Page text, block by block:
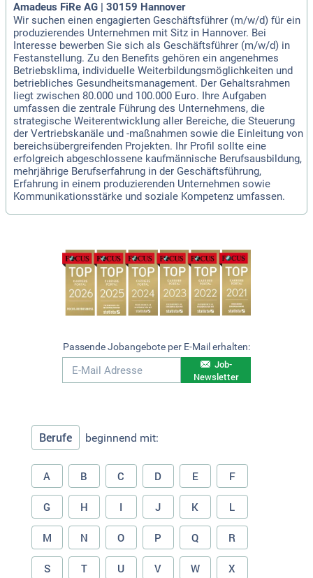
Amadeus FiRe AG | 30159 Hannover
Wir suchen einen engagierten Geschäftsführer (m/w/d) für ein
produzierendes Unternehmen mit Sitz in Hannover. Bei
Interesse bewerben Sie sich als Geschäftsführer (m/w/d) in
Festanstellung. Zu den Benefits gehören ein angenehmes
Betriebsklima, individuelle Weiterbildungsmöglichkeiten und
betriebliches Gesundheitsmanagement. Der Gehaltsrahmen
liegt zwischen 80.000 und 100.000 Euro. Ihre Aufgaben
umfassen die zentrale Führung des Unternehmens, die
strategische Weiterentwicklung aller Bereiche, die Steuerung
der Vertriebskanäle und -maßnahmen sowie die Einleitung von
bereichsübergreifenden Projekten. Ihr Profil sollte eine
erfolgreich abgeschlossene kaufmännische Berufsausbildung,
mehrjährige Berufserfahrung in der Geschäftsführung,
Erfahrung in einem produzierenden Unternehmen sowie
Kommunikationsstärke und soziale Kompetenz umfassen.
Passende Jobangebote per E-Mail erhalten:
Job-
Newsletter
Berufe beginnend mit:
A B C D E F
G H I J K L
M N O P Q R
S T U V W X